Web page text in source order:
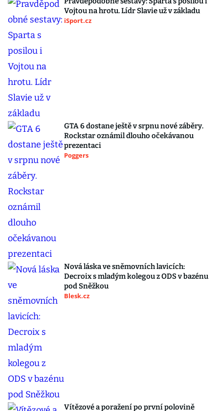
Vojtou na hrotu. Lídr Slavie už v základu
iSport.cz
GTA 6 dostane ještě v srpnu nové záběry.
Rockstar oznámil dlouho očekávanou
prezentaci
Poggers
Nová láska ve sněmovních lavicích:
Decroix s mladým kolegou z ODS v bazénu
pod Sněžkou
Blesk.cz
Vítězové a poražení po první polovině